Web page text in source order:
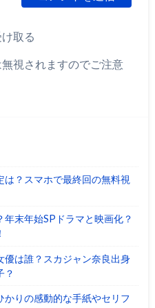
取る
視されますのでご注意
は？スマホで最終回の無料視
年末年始SPドラマと映画化？
優は誰？スカジャン奈良出身
？
かりの感動的な手紙やセリフ